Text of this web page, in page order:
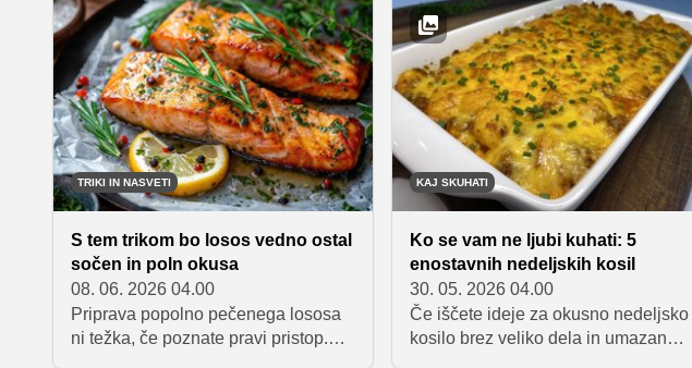
in uravnoteženih rešitev je zdrava
skleda. Gre za obrok, ki združuje
kakovostne sestavine, veliko
zelenjave, beljakovine in preliv, ki
vse skupaj poveže v harmonično
celoto.
sladoleda, lubenice in ledene kave,
telo potrebuje nekoliko več kot samo
to.
TRIKI IN NASVETI
S tem trikom bo losos vedno ostal
sočen in poln okusa
08. 06. 2026 04.00
Priprava popolno pečenega lososa
ni težka, če poznate pravi pristop.
KAJ SKUHATI
Ko se vam ne ljubi kuhati: 5
enostavnih nedeljskih kosil
30. 05. 2026 04.00
Če iščete ideje za okusno nedeljsko
kosilo brez veliko dela in umazane